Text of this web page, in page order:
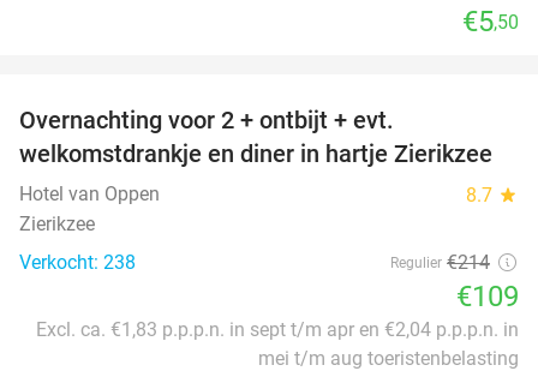
€5,50
Overnachting voor 2 + ontbijt + evt.
welkomstdrankje en diner in hartje Zierikzee
Hotel van Oppen 8.7 star
Zierikzee
Verkocht: 238
Regulier €214
€109
Excl. ca. €1,83 p.p.p.n. in sept t/m apr en €2,04 p.p.p.n. in
mei t/m aug toeristenbelasting